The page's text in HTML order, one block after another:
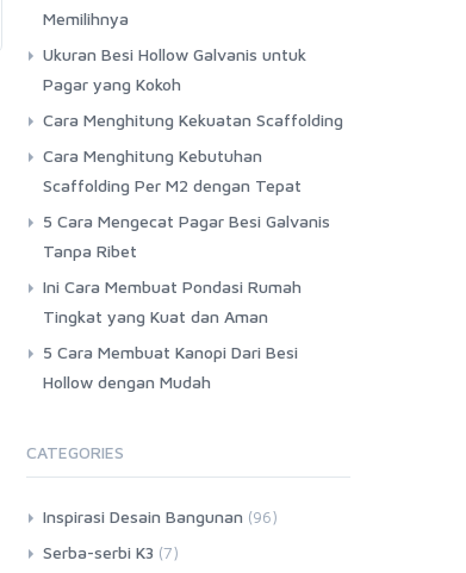
Memilihnya
Ukuran Besi Hollow Galvanis untuk
Pagar yang Kokoh
Cara Menghitung Kekuatan Scaffolding
Cara Menghitung Kebutuhan
Scaffolding Per M2 dengan Tepat
5 Cara Mengecat Pagar Besi Galvanis
Tanpa Ribet
Ini Cara Membuat Pondasi Rumah
Tingkat yang Kuat dan Aman
5 Cara Membuat Kanopi Dari Besi
Hollow dengan Mudah
CATEGORIES
Inspirasi Desain Bangunan (96)
Serba-serbi K3 (7)